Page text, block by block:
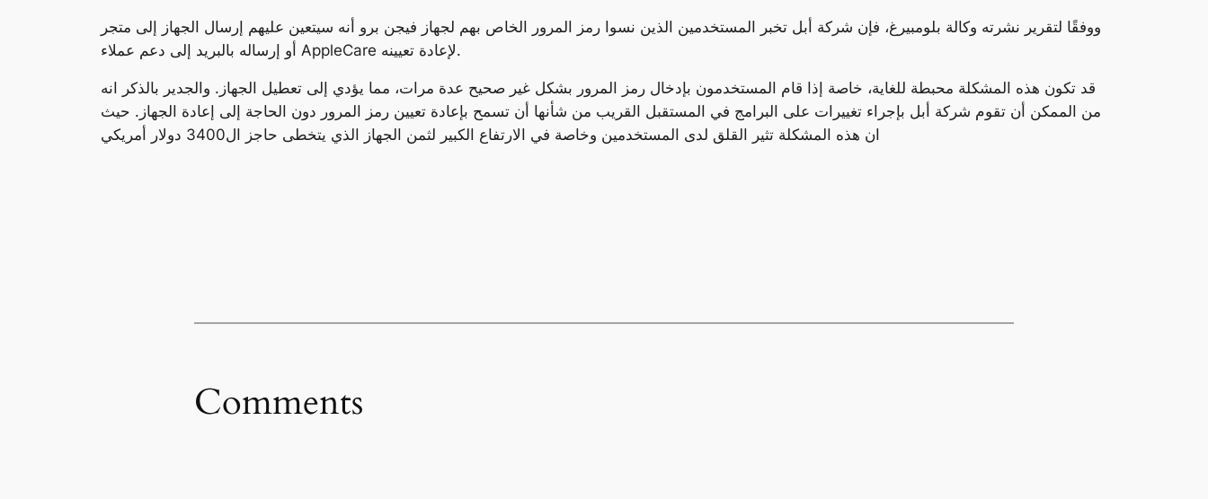
ووفقًا لتقرير نشرته وكالة بلومبيرغ، فإن شركة أبل تخبر المستخدمين الذين نسوا رمز المرور الخاص بهم لجهاز فيجن برو أنه سيتعين عليهم إرسال الجهاز إلى متجر
أو إرساله بالبريد إلى دعم عملاء AppleCare لإعادة تعيينه.
قد تكون هذه المشكلة محبطة للغاية، خاصة إذا قام المستخدمون بإدخال رمز المرور بشكل غير صحيح عدة مرات، مما يؤدي إلى تعطيل الجهاز. والجدير بالذكر انه
من الممكن أن تقوم شركة أبل بإجراء تغييرات على البرامج في المستقبل القريب من شأنها أن تسمح بإعادة تعيين رمز المرور دون الحاجة إلى إعادة الجهاز. حيث
ان هذه المشكلة تثير القلق لدى المستخدمين وخاصة في الارتفاع الكبير لثمن الجهاز الذي يتخطى حاجز ال3400 دولار أمريكي
Comments